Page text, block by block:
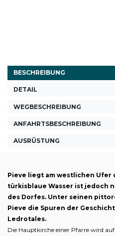
BESCHREIBUNG
DETAIL
WEGBESCHREIBUNG
ANFAHRTSBESCHREIBUNG
AUSRÜSTUNG
Pieve liegt am westlichen Ufer
türkisblaue Wasser ist jedoch
des Dorfes. Unter seinen
Pieve die Spuren der
Ledrotales.
Die Hauptkirche einer Pfarre wird